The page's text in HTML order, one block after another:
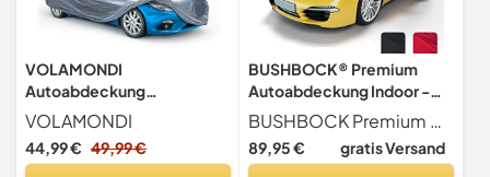
VOLAMONDI
Autoabdeckung
(483x178x120)
wasserdichte Auto
Abdeckplane aus
VOLAMONDI
44,99 € 49,99 €
BUSHBOCK® Premium
Autoabdeckung Indoor -
Satin Schutzhülle Stoff -
Abdeckplane Autoplane
Autogarage Innenbereich -
BUSHBOCK Premium Cover
89,95 € gratis Versand